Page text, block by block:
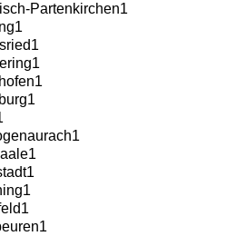
Partenkirchen1
1
1
1
1
1
1
1
1
1
1
1